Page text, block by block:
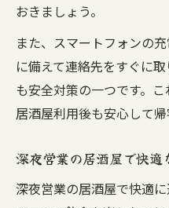
おきましょう。
また、スマートフォンの
に備えて連絡先をすぐに
も安全対策の一つです。
居酒屋利用後も安心して帰
深夜営業の居酒屋で快適
深夜営業の居酒屋で快適